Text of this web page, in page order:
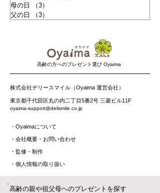
母の日
（3）
父の日
（3）
​高齢の方へのプレゼント選び Oyaima
株式会社デリースマイル（Oyaima 運営会社）
東京都千代田区丸の内二丁目5番2号 三菱ビル11F
oyaima-support@delismile.co.jp
・ Oyaimaについて
・ 会社概要・お問い合わせ
​・監修・制作
​・ 個人情報の取り扱い
高齢の親や祖父母へのプレゼントを探す